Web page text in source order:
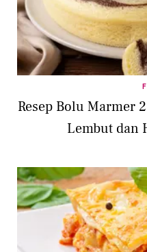
Resep Bolu Marmer
Lembut dan